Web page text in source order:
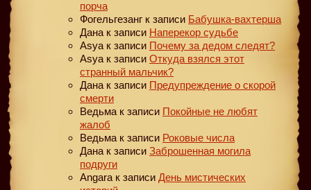
порча
Фогельгезанг к записи Бабушка-вахтерша
Дана к записи Наперекор судьбе
Asya к записи Почему за дедом следят?
Asya к записи Откуда взялся этот
странный мальчик?
Дана к записи Предупреждение о скорой
смерти
Ведьма к записи Покойные не любят
жалоб
Ведьма к записи Роковые числа
Дана к записи Заброшенная могила
подруги
Angara к записи День мистических